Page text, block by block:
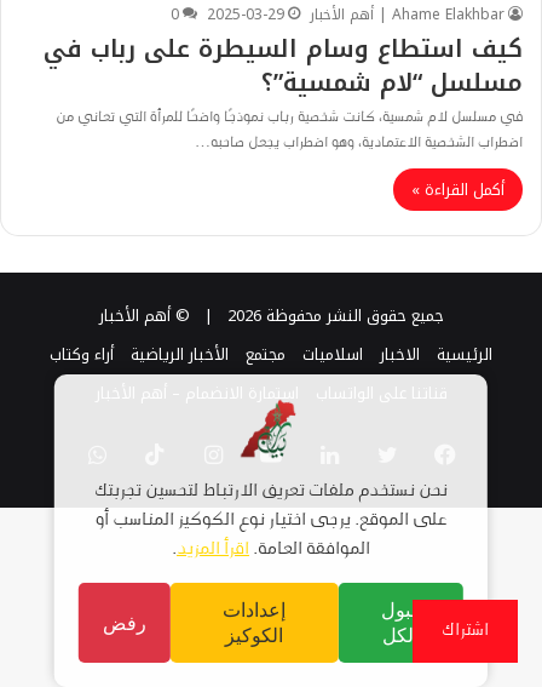
Ahame Elakhbar | أهم الأخبار
2025-03-29
0
كيف استطاع وسام السيطرة على رباب في
مسلسل “لام شمسية”؟
في مسلسل لام شمسية، كانت شخصية رباب نموذجًا واضحًا للمرأة التي تعاني من
اضطراب الشخصية الاعتمادية، وهو اضطراب يجعل صاحبه…
أكمل القراءة »
جميع حقوق النشر محفوظة 2026 |
© أهم الأخبار
الرئيسية الاخبار اسلاميات مجتمع الأخبار الرياضية أراء وكتاب
استمارة الانضمام – أهم الأخبار
لينكدإنيوتيوب
نحن نستخدم ملفات تعريف الارتباط لتحسين تجربتك
على الموقع. يرجى اختيار نوع الكوكيز المناسب أو
الموافقة العامة.اقرأ المزيد.
قبول
الكل
إعدادات
الكوكيز
رفض اشتراك